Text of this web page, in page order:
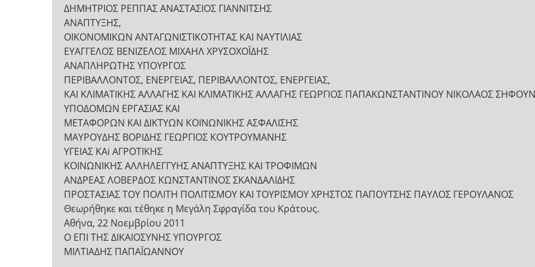
ΔΗΜΗΤΡΙΟΣ ΡΕΠΠΑΣ ΑΝΑΣΤΑΣΙΟΣ ΓΙΑΝΝΙΤΣΗΣ
ΑΝΑΠΤΥΞΗΣ,
ΟΙΚΟΝΟΜΙΚΩΝ ΑΝΤΑΓΩΝΙΣΤΙΚΟΤΗΤΑΣ ΚΑΙ ΝΑΥΤΙΛΙΑΣ
ΕΥΑΓΓΕΛΟΣ ΒΕΝΙΖΕΛΟΣ ΜΙΧΑΗΛ ΧΡΥΣΟΧΟΪΔΗΣ
ΑΝΑΠΛΗΡΩΤΗΣ ΥΠΟΥΡΓΟΣ
ΠΕΡΙΒΑΛΛΟΝΤΟΣ, ΕΝΕΡΓΕΙΑΣ, ΠΕΡΙΒΑΛΛΟΝΤΟΣ, ΕΝΕΡΓΕΙΑΣ,
ΚΑΙ ΚΛΙΜΑΤΙΚΗΣ ΑΛΛΑΓΗΣ ΚΑΙ ΚΛΙΜΑΤΙΚΗΣ ΑΛΛΑΓΗΣ ΓΕΩΡΓΙΟΣ ΠΑΠΑΚΩΝΣΤΑΝΤΙΝΟΥ NIKOΛΑΟΣ
ΥΠΟΔΟΜΩΝ ΕΡΓΑΣΙΑΣ ΚΑΙ
ΜΕΤΑΦΟΡΩΝ ΚΑΙ ΔΙΚΤΥΩΝ ΚΟΙΝΩΝΙΚΗΣ ΑΣΦΑΛΙΣΗΣ
ΜΑΥΡΟΥΔΗΣ ΒΟΡΙΔΗΣ ΓΕΩΡΓΙΟΣ ΚΟΥΤΡΟΥΜΑΝΗΣ
ΥΓΕΙΑΣ ΚΑi ΑΓΡΟΤΙΚΗΣ
ΚΟΙΝΩΝΙΚΗΣ ΑΛΛΗΛΕΓΓΥΗΣ ΑΝΑΠΤΥΞΗΣ ΚΑΙ ΤΡΟΦΙΜΩΝ
ΑΝΔΡΕΑΣ ΛΟΒΕΡΔΟΣ ΚΩΝΣΤΑΝΤΙΝΟΣ ΣΚΑΝΔΑΛΙΔΗΣ
ΠΡΟΣΤΑΣΙΑΣ ΤΟΥ ΠΟΛΙΤΗ ΠΟΛΙΤΙΣΜΟΥ ΚΑΙ ΤΟΥΡΙΣΜΟΥ ΧΡΗΣΤΟΣ ΠΑΠΟΥΤΣΗΣ ΠΑΥΛΟΣ ΓΕΡΟΥΛΑΝΟΣ
Θεωρήθηκε και τέθηκε η Μεγάλη Σφραγίδα του Κράτους.
Αθήνα, 22 Νοεμβρίου 2011
Ο ΕΠΙ ΤΗΣ ΔΙΚΑΙΟΣΥΝΗΣ ΥΠΟΥΡΓΟΣ
ΜΙΛΤΙΑΔΗΣ ΠΑΠΑΪΩΑΝΝΟΥ